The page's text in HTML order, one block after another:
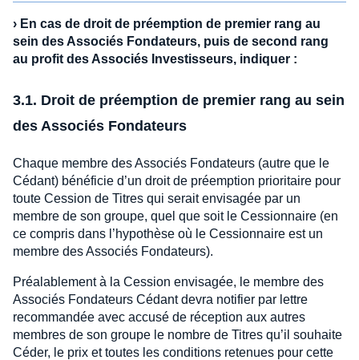
› En cas de droit de préemption de premier rang au
sein des Associés Fondateurs, puis de second rang
au profit des Associés Investisseurs, indiquer :
3.1. Droit de préemption de premier rang au sein
des Associés Fondateurs
Chaque membre des Associés Fondateurs (autre que le
Cédant) bénéficie d’un droit de préemption prioritaire pour
toute Cession de Titres qui serait envisagée par un
membre de son groupe, quel que soit le Cessionnaire (en
ce compris dans l’hypothèse où le Cessionnaire est un
membre des Associés Fondateurs).
Préalablement à la Cession envisagée, le membre des
Associés Fondateurs Cédant devra notifier par lettre
recommandée avec accusé de réception aux autres
membres de son groupe le nombre de Titres qu’il souhaite
Céder, le prix et toutes les conditions retenues pour cette